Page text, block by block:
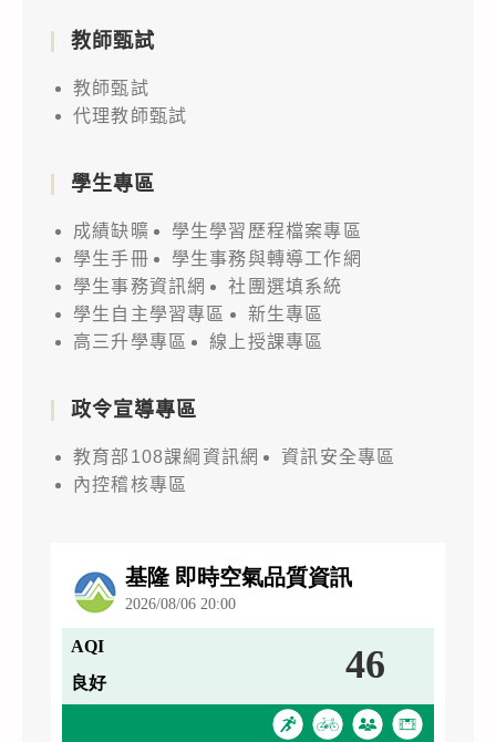
教師甄試
教師甄試
代理教師甄試
學生專區
成績缺曠
學生學習歷程檔案專區
學生手冊
學生事務與轉導工作網
學生事務資訊網
社團選填系統
學生自主學習專區
新生專區
高三升學專區
線上授課專區
政令宣導專區
教育部108課綱資訊網
資訊安全專區
內控稽核專區